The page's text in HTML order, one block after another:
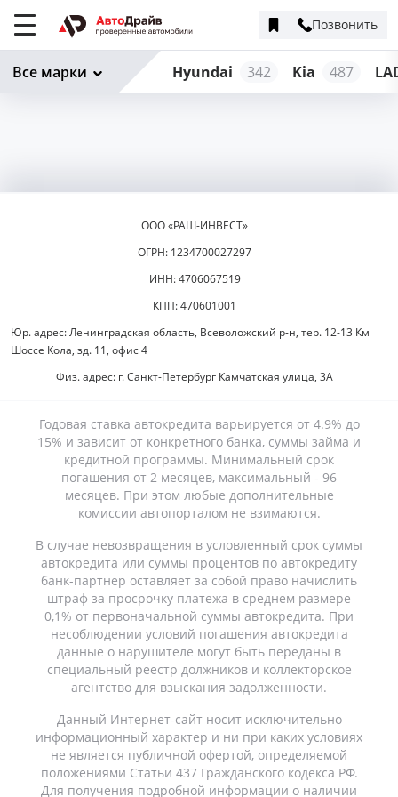
Позвонить
Hyundai 342 Kia 487
Все марки
ООО «РАШ-ИНВЕСТ»
ОГРН: 1234700027297
ИНН: 4706067519
КПП: 470601001
Юр. адрес: Ленинградская область, Всеволожский р-н, тер. 12-13 Км
Шоссе Кола, зд. 11, офис 4
Физ. адрес: г. Санкт-Петербург Камчатская улица, 3А
Годовая ставка автокредита варьируется от 4.9% до
15% и зависит от конкретного банка, суммы займа и
кредитной программы. Минимальный срок
погашения от 2 месяцев, максимальный - 96
месяцев. При этом любые дополнительные
комиссии автопорталом не взимаются.
В случае невозвращения в условленный срок суммы
автокредита или суммы процентов по автокредиту
банк-партнер оставляет за собой право начислить
штраф за просрочку платежа в среднем размере
0,1% от первоначальной суммы автокредита. При
несоблюдении условий погашения автокредита
данные о нарушителе могут быть переданы в
специальный реестр должников и коллекторское
агентство для взыскания задолженности.
Данный Интернет-сайт носит исключительно
информационный характер и ни при каких условиях
не является публичной офертой, определяемой
положениями Статьи 437 Гражданского кодекса РФ.
Для получения подробной информации о наличии